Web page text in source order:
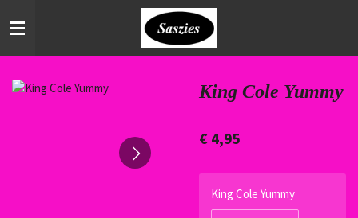
direct
hoofdinhoud
King Cole Yummy
€ 4,95
King Cole Yummy